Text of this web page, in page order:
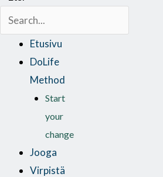
Etusivu
DoLife
Method
Start
your
change
Jooga
Virpistä